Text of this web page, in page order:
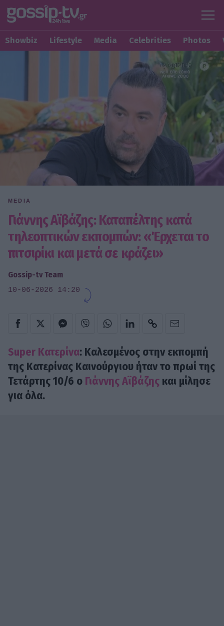
Showbiz Lifestyle Media Celebrities Photos
MEDIA
Γιάννης Αϊβάζης: Καταπέλτης κατά
τηλεοπτικών εκπομπών: «Έρχεται το
πιτσιρίκι και μετά σε κράζει»
Gossip-tv Team
10-06-2026 14:20
Super Κατερίνα: Καλεσμένος στην εκπομπή
της Κατερίνας Καινούργιου ήταν το πρωί της
Τετάρτης 10/6 ο Γιάννης Αϊβάζης και μίλησε
για όλα.